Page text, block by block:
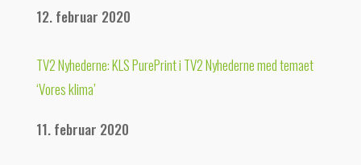
12. februar 2020
TV2 Nyhederne: KLS PurePrint i TV2 Nyhederne med temaet
‘Vores klima’
11. februar 2020